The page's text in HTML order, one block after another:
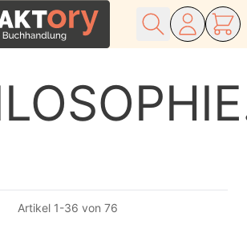
Artikel 1-36 von 76